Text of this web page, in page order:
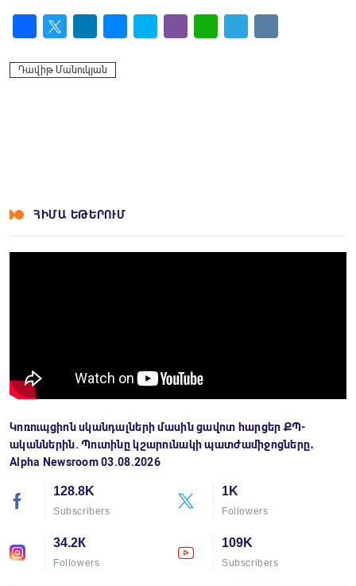
Դավիթ Մանուկյան
ՀԻՄԱ ԵԹԵՐՈՒՄ
Կոռուպցիոն սկանդալների մասին ցավոտ հարցեր ՔՊ-
ականներին. Պուտինը կշարունակի պատժամիջոցները․
Alpha Newsroom 03.08.2026
128.8K
Subscribers
1K
Followers
34.2К
Followers
109K
Subscribers